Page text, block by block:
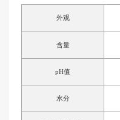
外观
含量
pH值
水分